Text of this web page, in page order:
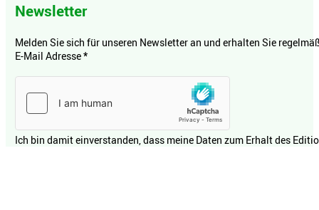
Newsletter
Melden Sie sich für unseren Newsletter an und erhalten Sie
E-Mail Adresse*
Ich bin damit einverstanden, dass meine Daten zum Erhalt des